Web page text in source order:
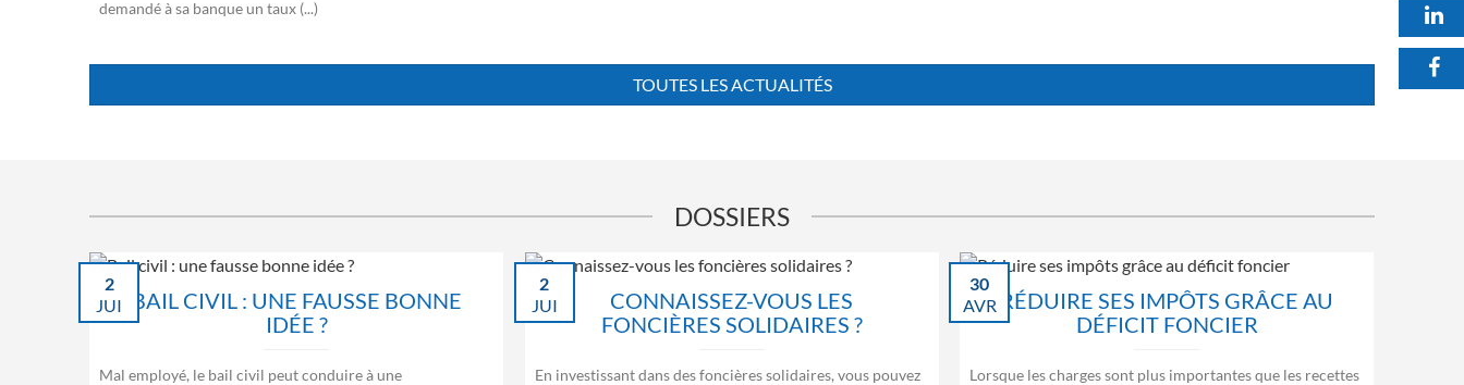
demandé à sa banque un taux (...)
TOUTES LES ACTUALITÉS
DOSSIERS
BAIL CIVIL : UNE FAUSSE BONNE
IDÉE ?
2
JUI
Mal employé, le bail civil peut conduire à une
CONNAISSEZ-VOUS LES
FONCIÈRES SOLIDAIRES ?
2
JUI
En investissant dans des foncières solidaires, vous pouvez
RÉDUIRE SES IMPÔTS GRÂCE AU
DÉFICIT FONCIER
30
AVR
Lorsque les charges sont plus importantes que les recettes